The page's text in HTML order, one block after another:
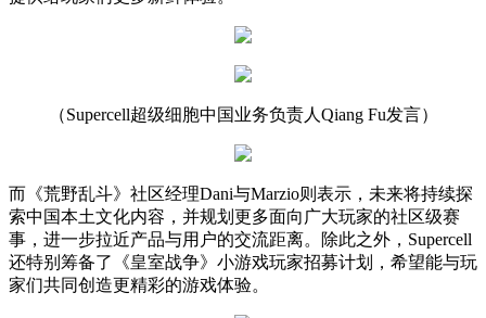
（Supercell超级细胞中国业务负责人Qiang Fu发言）
而《荒野乱斗》社区经理Dani与Marzio则表示，未来将持续探
索中国本土文化内容，并规划更多面向广大玩家的社区级赛
事，进一步拉近产品与用户的交流距离。除此之外，Supercell
还特别筹备了《皇室战争》小游戏玩家招募计划，希望能与玩
家们共同创造更精彩的游戏体验。